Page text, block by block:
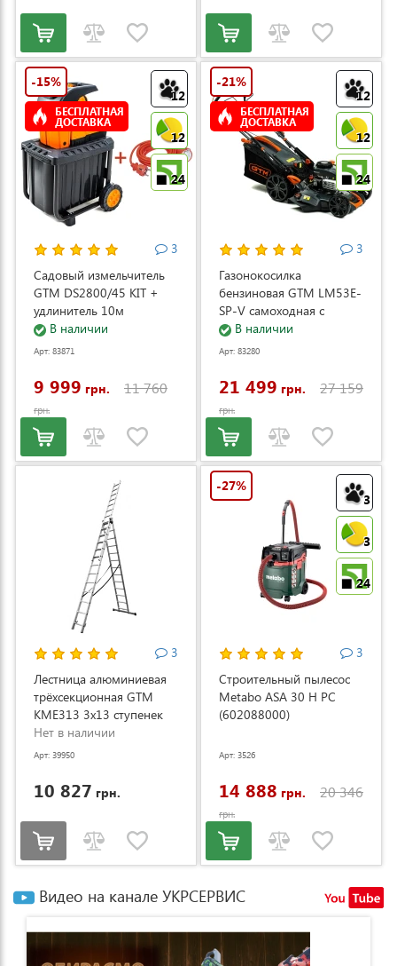
12
12
24
-15%
БЕСПЛАТНАЯ
ДОСТАВКА
3
Садовый измельчитель
GTM DS2800/45 KIT +
удлинитель 10м
(DS2800/45_KIT+ext.cord)
В наличии
Арт: 83871
9 999 грн. 11 760
грн.
12
12
24
-21%
БЕСПЛАТНАЯ
ДОСТАВКА
3
Газонокосилка
бензиновая GTM LM53E-
SP-V самоходная с
электростартером и
регулировкой скорости
В наличии
Арт: 83280
21 499 грн. 27 159
грн.
3
Лестница алюминиевая
трёхсекционная GTM
KME313 3x13 ступенек
3.53-8.93м (KME313)
Нет в наличии
Арт: 39950
10 827 грн.
3
3
24
-27%
3
Строительный пылесос
Metabo ASA 30 H PC
(602088000)
Арт: 3526
14 888 грн. 20 346
грн.
Видео на канале УКРСЕРВИС